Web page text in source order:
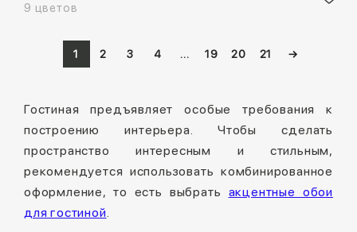
9 цветов
1 2 3 4 … 19 20 21 →
Гостиная предъявляет особые требования к
построению интерьера. Чтобы сделать
пространство интересным и стильным,
рекомендуется использовать комбинированное
оформление, то есть выбрать акцентные обои
для гостиной.